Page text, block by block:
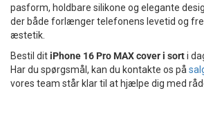
pasform, holdbare silikone og elegante
der både forlænger telefonens levetid og
æstetik.
Bestil ditiPhone 16 Pro MAX cover i sorti
Har du spørgsmål, kan du kontakte os på
vores team står klar til at hjælpe dig med